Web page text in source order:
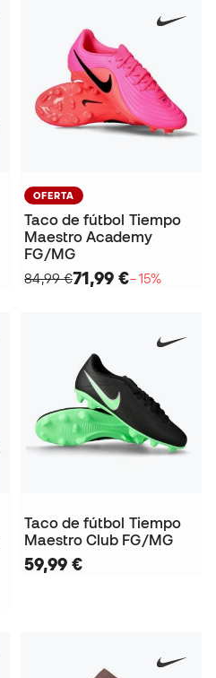
OFERTA
Taco de fútbol Tiempo
Maestro Academy
FG/MG
84,99 €71,99 €−15%
Taco de fútbol Tiempo
Maestro Club FG/MG
59,99 €